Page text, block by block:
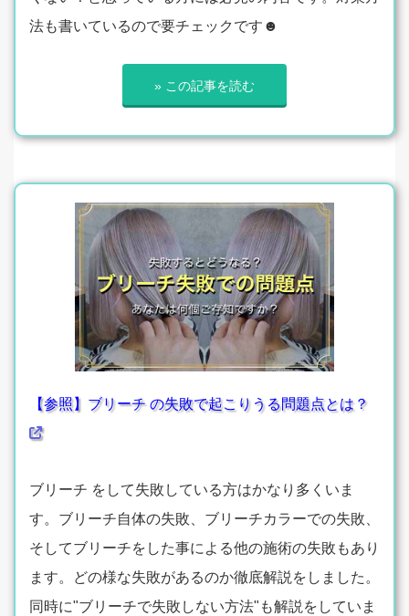
法も書いているので要チェックです☻
» この記事を読む
【参照】ブリーチ の失敗で起こりうる問題点とは？
ブリーチ をして失敗している方はかなり多くいま
す。ブリーチ自体の失敗、ブリーチカラーでの失敗、
そしてブリーチをした事による他の施術の失敗もあり
ます。どの様な失敗があるのか徹底解説をしました。
同時に"ブリーチで失敗しない方法"も解説をしていま